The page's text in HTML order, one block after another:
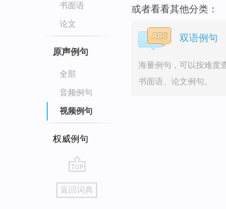
书面语
论文
原声例句
全部
音频例句
视频例句
权威例句
go
top
返回词典
或者看看其他分类：
双语例句
海量例句，可以按难度
书面语、论文例句。